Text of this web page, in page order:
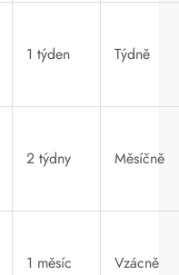
1 týden Týdně
2 týdny Měsíčně
1 měsíc Vzácně